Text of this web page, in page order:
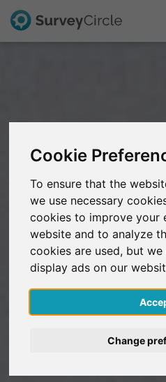
Cookie
To ensure that the
we use necessary
cookies to improve your
website and to analyze
cookies are used, but
display ads on our
Change
FAQ